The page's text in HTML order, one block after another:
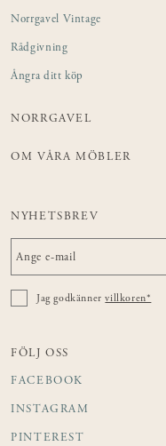
Norrgavel Vintage
Rådgivning
Ångra ditt köp
NORRGAVEL
OM VÅRA MÖBLER
NYHETSBREV
Jag godkännervillkoren*
FÖLJ OSS
FACEBOOK
INSTAGRAM
PINTEREST